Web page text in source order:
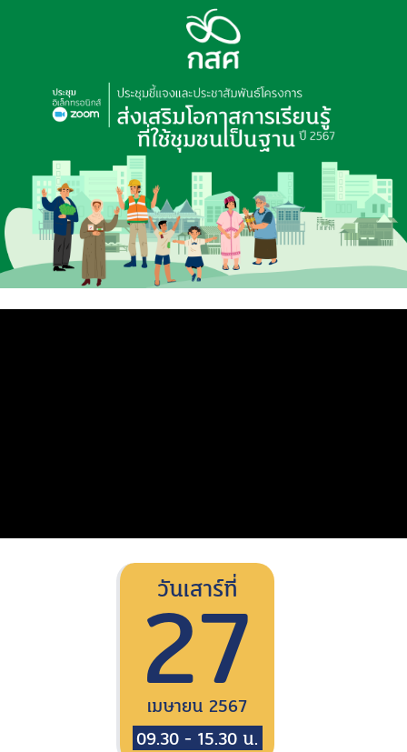
ประชุมชี้แจงและประชาสัมพัน
วันเสาร์ที่
27
เมษายน 2567
09.30 - 15.30 น.